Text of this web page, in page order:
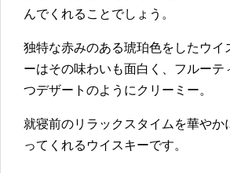
んでくれることでしょう。
独特な赤みのある琥珀色をしたウイ
ーはその味わいも面白く、フルーテ
つデザートのようにクリーミー。
就寝前のリラックスタイムを華やか
ってくれるウイスキーです。